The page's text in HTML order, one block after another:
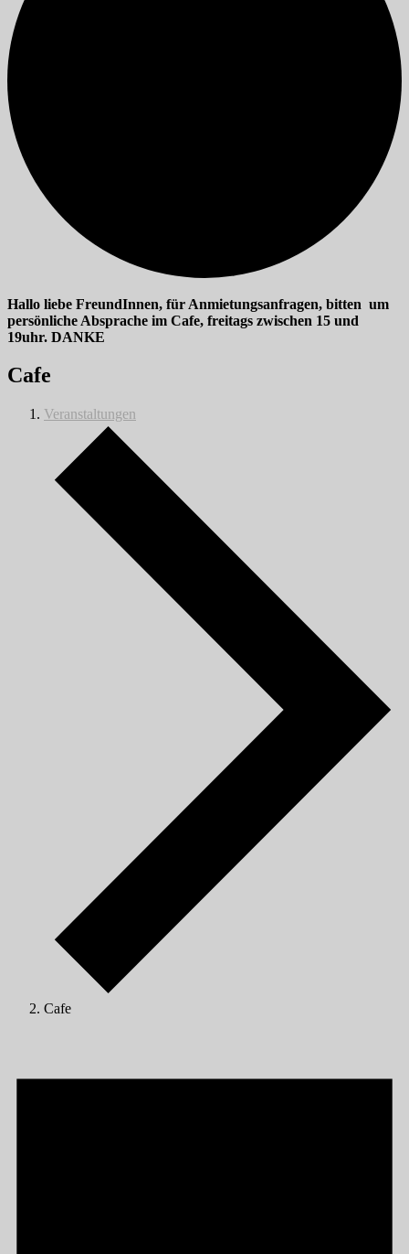
Hallo liebe FreundInnen, für Anmietungsanfragen, bitten um
persönliche Absprache im Cafe, freitags zwischen 15 und
19uhr. DANKE
Cafe
Veranstaltungen
Cafe